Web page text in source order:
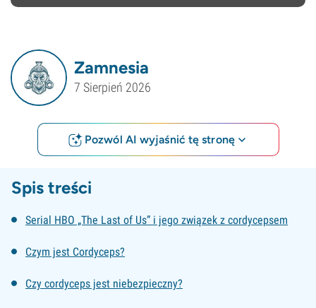
Zamnesia
7 Sierpień 2026
Pozwól AI wyjaśnić tę stronę
Spis treści
Serial HBO „The Last of Us” i jego związek z cordycepsem
Czym jest Cordyceps?
Czy cordyceps jest niebezpieczny?